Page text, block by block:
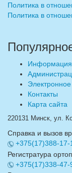
Политика в
Политика в
Информация
Контакты
Карта сайта
220131 Минск, ул.
Справка и вызов
+375(17)388-17-
Регистратура
+375(17)338-47-